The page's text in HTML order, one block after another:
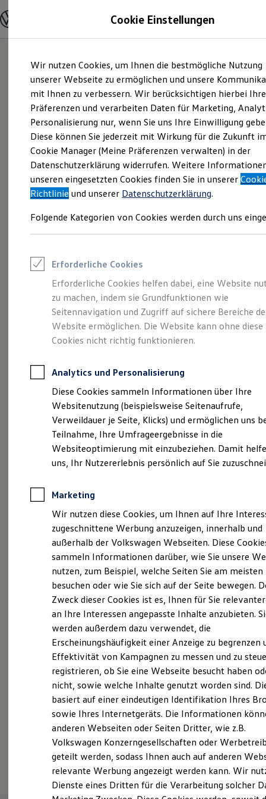
Hauptinhalt
springen
Footer
springen
Modelle und Konfigurator
Modelle vergleichen
Elektroautos
ENERGY Sondermodelle
Nutzfahrzeuge
SUV und CUV
Familienautos
Kombis
Kompaktwagen
Sportwagen
Schnell verfügbare Fahrzeuge
Angebote und Produkte
Aktuelle Angebote
E-Auto-Förderung
Volkswagen Marktplatz
Junge Gebrauchtwagen und Gebrauchtwagen
Saisonangebote
Leasing
Leasing-Angebote
Gebrauchtwagen Leasing
Junge Gebrauchtwagen-Leasing
Elektroauto Leasing
Kleinwagen-Leasing
Leasing ohne Anzahlung
Autokredit mit Schlussrate
Versicherungen und Garantien
Kfz-Versicherung
Restschuldversicherungen
Garantien
Wartungsverträge
Geschäftskunden
Professional Class bei Volkswagen
Großkunden
Behörden
Anpfiff zum Gewinn
Elektroautos
ID. Tutorials
Elektrofahrzeugkonzepte
Reichweite
Reichweite der ID. Modelle
Reichweite im Winter
Laden
Laden unterwegs
Laden Zuhause
Ladezeitensimulator
Batterie
Sicherheit
Garantie und Lebensdauer
Nachhaltigkeit
Technologie
Kosten und Kauf
Verbrauchskosten
Kaufoptionen
E-Auto-Förderung
Software und Konnektivität
Die ID. Software 6
ID. Software Versionen und Updates
Digitale Extras
Schnittstellen zu Ihrem ID.
Abenteuer Leben. Der
Tiguan.
Probefahrt vereinbaren
Fahrzeugangebot anfordern
Servicetermin buchen
Serviceanfrage stellen
Cookie Einstellungen
Wir nutzen Cookies, um Ihnen die bestmögliche Nutzung
unserer Webseite zu ermöglichen und unsere
mit Ihnen zu verbessern. Wir berücksichtigen hierbei Ihre
Präferenzen und verarbeiten Daten für Marketing,
Personalisierung nur, wenn Sie uns Ihre Einwilligung
Diese können Sie jederzeit mit Wirkung für die Zukunft
Cookie Manager (Meine Präferenzen verwalten) in der
Datenschutzerklärung widerrufen. Weitere
unseren eingesetzten Cookies finden Sie in unserer
Richtlinie und unserer Datenschutzerklärung.
Folgende Kategorien von Cookies werden durch uns
Erforderliche Cookies
Erforderliche Cookies helfen dabei, eine Website
zu machen, indem sie Grundfunktionen wie
Seitennavigation und Zugriff auf sichere Bereiche
Website ermöglichen. Die Website kann ohne diese
Cookies nicht richtig funktionieren.
Analytics und Personalisierung
Diese Cookies sammeln Informationen über Ihre
Websitenutzung (beispielsweise Seitenaufrufe,
Verweildauer je Seite, Klicks) und ermöglichen uns
Teilnahme, Ihre Umfrageergebnisse in die
Websiteoptimierung mit einzubeziehen. Damit
uns, Ihr Nutzererlebnis persönlich auf Sie
Marketing
Wir nutzen diese Cookies, um Ihnen auf Ihre
zugeschnittene Werbung anzuzeigen, innerhalb und
außerhalb der Volkswagen Webseiten. Diese
sammeln Informationen darüber, wie Sie unsere
nutzen, zum Beispiel, welche Seiten Sie am meisten
besuchen oder wie Sie sich auf der Seite bewegen.
Zweck dieser Cookies ist es, Ihnen für Sie
an Ihre Interessen angepasste Inhalte anzubieten.
werden außerdem dazu verwendet, die
Erscheinungshäufigkeit einer Anzeige zu begrenzen
Effektivität von Kampagnen zu messen und zu
registrieren, ob Sie eine Webseite besucht haben
nicht, sowie welche Inhalte genutzt worden sind.
basiert auf einer eindeutigen Identifikation Ihres
sowie Ihres Internetgeräts. Die Informationen
anderen Webseiten oder Seiten Dritter, wie z.B.
Volkswagen Konzerngesellschaften oder
geteilt werden, sodass Ihnen auch auf anderen
relevante Werbung angezeigt werden kann. Wir
Dienste eines Dritten für die Verarbeitung solcher